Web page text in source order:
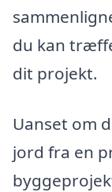
du kan
dit projekt.
Uanset om
jord fra en